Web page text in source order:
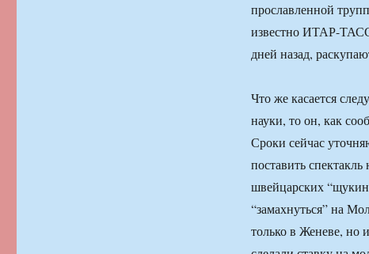
прославленной
известно ИТАР-
дней назад,
Что же касается
науки, то он, как
Сроки сейчас
поставить
швейцарских
“замахнуться” на
только в Женеве, но